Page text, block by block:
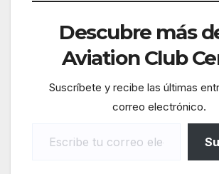
Descubre más
Aviation Club
Suscríbete y recibe las últimas
correo electrónico.